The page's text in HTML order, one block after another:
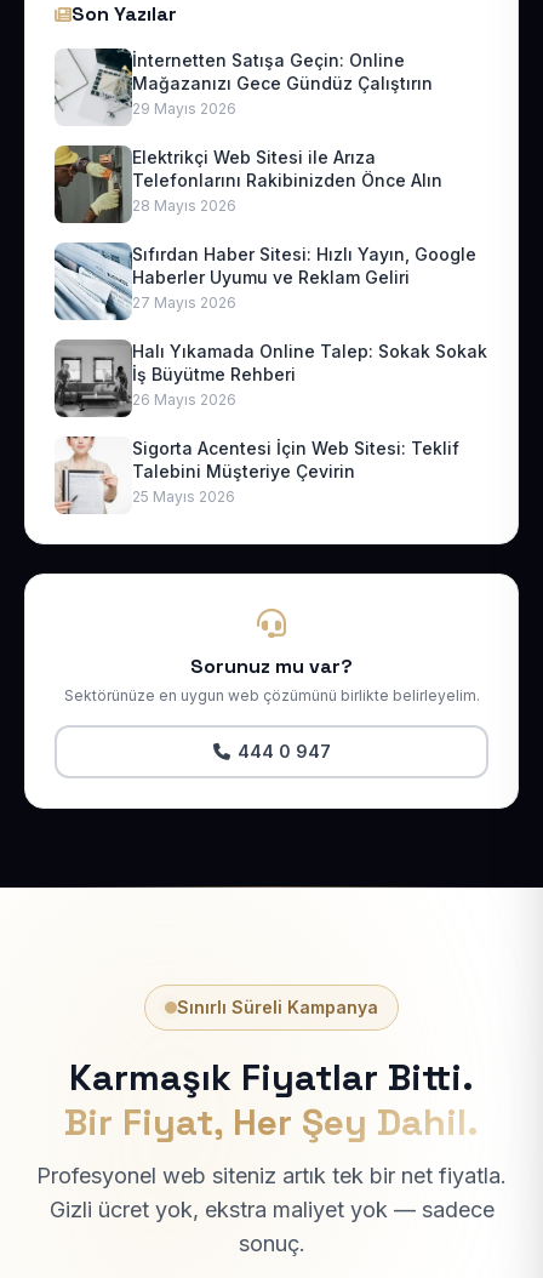
Son Yazılar
İnternetten Satışa Geçin: Online
Mağazanızı Gece Gündüz Çalıştırın
29 Mayıs 2026
Elektrikçi Web Sitesi ile Arıza
Telefonlarını Rakibinizden Önce Alın
28 Mayıs 2026
Sıfırdan Haber Sitesi: Hızlı Yayın, Google
Haberler Uyumu ve Reklam Geliri
27 Mayıs 2026
Halı Yıkamada Online Talep: Sokak Sokak
İş Büyütme Rehberi
26 Mayıs 2026
Sigorta Acentesi İçin Web Sitesi: Teklif
Talebini Müşteriye Çevirin
25 Mayıs 2026
Sorunuz mu var?
Sektörünüze en uygun web çözümünü birlikte belirleyelim.
444 0 947
Sınırlı Süreli Kampanya
Karmaşık Fiyatlar Bitti.
Bir Fiyat, Her Şey Dahil.
Profesyonel web siteniz artık tek bir net fiyatla.
Gizli ücret yok, ekstra maliyet yok — sadece
sonuç.